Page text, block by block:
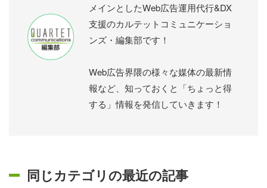
メインとしたWeb広告運用代行&DX
支援のカルテットコミュニケーショ
ンズ・編集部です！
Web広告界隈の様々な媒体の最新情
報など、知っておくと「ちょっと得
する」情報を発信していきます！
同じカテゴリの最近の記事